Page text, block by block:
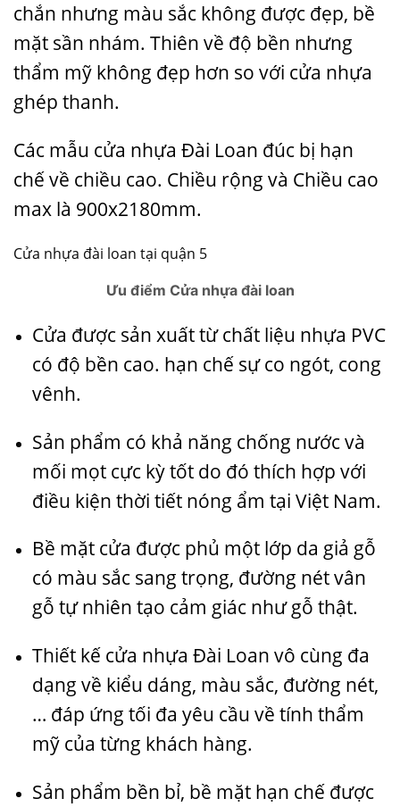
chắn nhưng màu sắc không được đẹp, bề
mặt sần nhám. Thiên về độ bền nhưng
thẩm mỹ không đẹp hơn so với cửa nhựa
ghép thanh.
Các mẫu cửa nhựa Đài Loan đúc bị hạn
chế về chiều cao. Chiều rộng và Chiều cao
max là 900x2180mm.
Cửa nhựa đài loan tại quận 5
Ưu điểm Cửa nhựa đài loan
Cửa được sản xuất từ chất liệu nhựa PVC
có độ bền cao. hạn chế sự co ngót, cong
vênh.
Sản phẩm có khả năng chống nước và
mối mọt cực kỳ tốt do đó thích hợp với
điều kiện thời tiết nóng ẩm tại Việt Nam.
Bề mặt cửa được phủ một lớp da giả gỗ
có màu sắc sang trọng, đường nét vân
gỗ tự nhiên tạo cảm giác như gỗ thật.
Thiết kế cửa nhựa Đài Loan vô cùng đa
dạng về kiểu dáng, màu sắc, đường nét,
… đáp ứng tối đa yêu cầu về tính thẩm
mỹ của từng khách hàng.
Sản phẩm bền bỉ, bề mặt hạn chế được